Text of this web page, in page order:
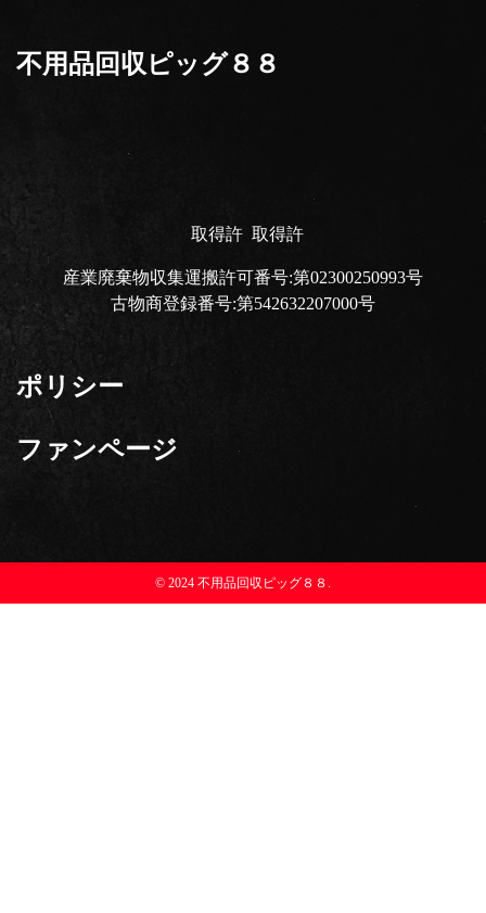
不用品回収ピッグ８８
取得許 取得許
産業廃棄物収集運搬許可番号:第02300250993号
古物商登録番号:第542632207000号
ポリシー
ファンページ
© 2024 不用品回収ピッグ８８.